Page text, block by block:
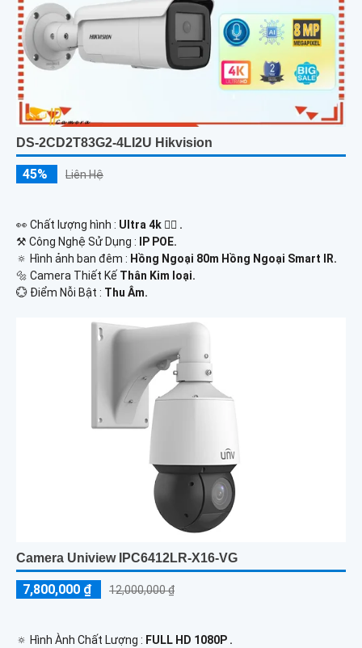
DS-2CD2T83G2-4LI2U Hikvision
45% Liên Hệ
️👀 Chất lượng hình : Ultra 4k 👍🏾 .
⚒ Công Nghệ Sử Dụng :
IP POE.
🔅 Hình ảnh ban đêm : Hồng Ngoại 80m Hồng Ngoại Smart IR.
🔩 Camera Thiết Kế Thân Kim loại.
️💮 Điểm Nỗi Bật : Thu Âm.
Camera Uniview IPC6412LR-X16-VG
7,800,000 ₫ 12,000,000 ₫
🔅 Hình Ành Chất Lượng : FULL HD 1080P .